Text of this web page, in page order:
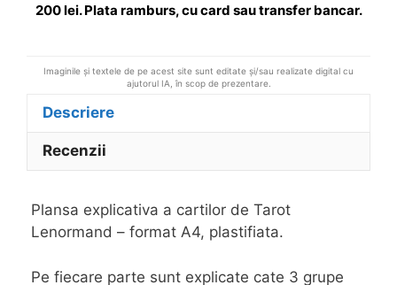
200 lei. Plata ramburs, cu card sau transfer bancar.
Imaginile și textele de pe acest site sunt editate și/sau realizate digital cu
ajutorul IA, în scop de prezentare.
Descriere
Recenzii
Plansa explicativa a cartilor de Tarot
Lenormand – format A4, plastifiata.
Pe fiecare parte sunt explicate cate 3 grupe